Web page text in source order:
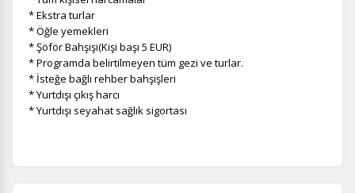
* Ekstra turlar
* Öğle yemekleri
* Şöför Bahşişi(Kişi başı 5 EUR)
* Programda belirtilmeyen tüm gezi ve turlar.
* İsteğe bağlı rehber bahşişleri
* Yurtdışı çıkış harcı
* Yurtdışı seyahat sağlık sigortası